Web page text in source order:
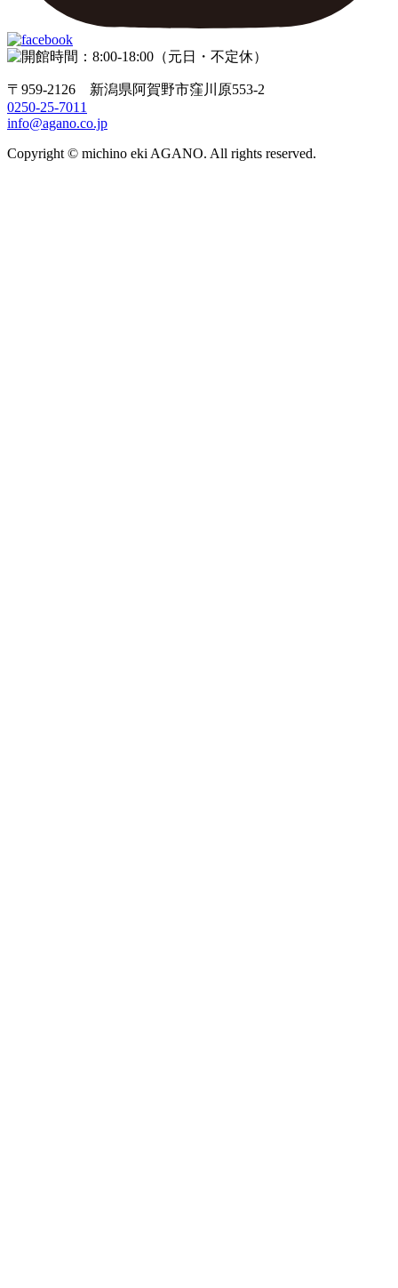
〒959-2126 新潟県阿賀野市窪川原553-2
0250-25-7011
info@agano.co.jp
Copyright © michino eki AGANO. All rights reserved.